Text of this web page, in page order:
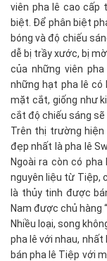
viên pha lê cao
biệt. Để phân biệt
bóng và độ chiếu
dễ bị trầy xước, bị
của những viên
những hạt pha lê
mặt cắt, giống như
cắt độ chiếu sáng sẽ
Trên thị trường hiện
đẹp nhất là pha lê
Ngoài ra còn có pha
nguyên liệu từ Tiệp,
là thủy tinh được
Nam được chủ hàng
Nhiều loại, song
pha lê với nhau, nhất
bán pha lê Tiệp với